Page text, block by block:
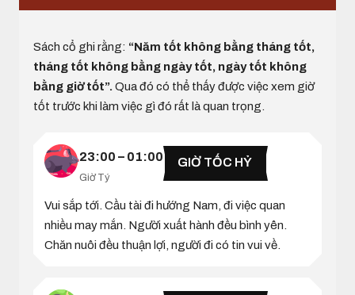
Sách cổ ghi rằng: “Năm tốt không bằng tháng tốt,
tháng tốt không bằng ngày tốt, ngày tốt không
bằng giờ tốt”. Qua đó có thể thấy được việc xem giờ
tốt trước khi làm việc gì đó rất là quan trọng.
23:00 – 01:00
Giờ Tý
GIỜ TỐC HỶ
Vui sắp tới. Cầu tài đi hướng Nam, đi việc quan
nhiều may mắn. Người xuất hành đều bình yên.
Chăn nuôi đều thuận lợi, người đi có tin vui về.